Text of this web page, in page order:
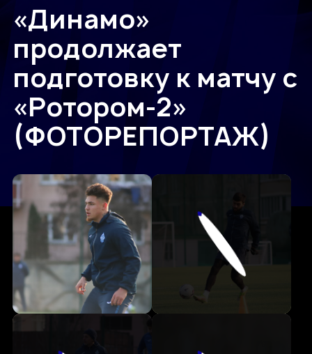
«Динамо»
продолжает
подготовку к матчу с
«Ротором-2»
(ФОТОРЕПОРТАЖ)